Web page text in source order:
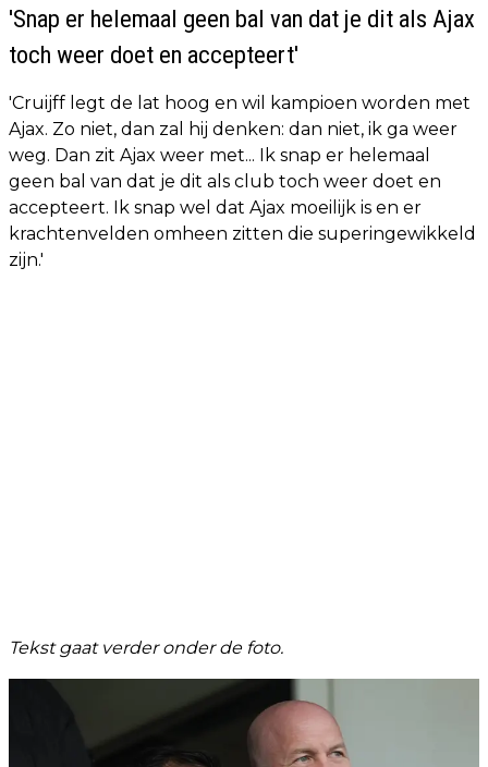
'Snap er helemaal geen bal van dat je dit als Ajax
toch weer doet en accepteert'
'Cruijff legt de lat hoog en wil kampioen worden met
Ajax. Zo niet, dan zal hij denken: dan niet, ik ga weer
weg. Dan zit Ajax weer met... Ik snap er helemaal
geen bal van dat je dit als club toch weer doet en
accepteert. Ik snap wel dat Ajax moeilijk is en er
krachtenvelden omheen zitten die superingewikkeld
zijn.'
Tekst gaat verder onder de foto.